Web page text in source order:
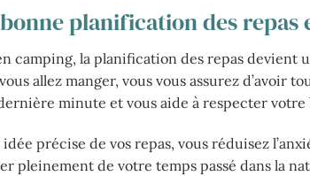
planification des repas
camping, la planification des repas devient
allez manger, vous vous assurez d’avoir
minute et vous aide à respecter votre
précise de vos repas, vous réduisez
pleinement de votre temps passé dans la